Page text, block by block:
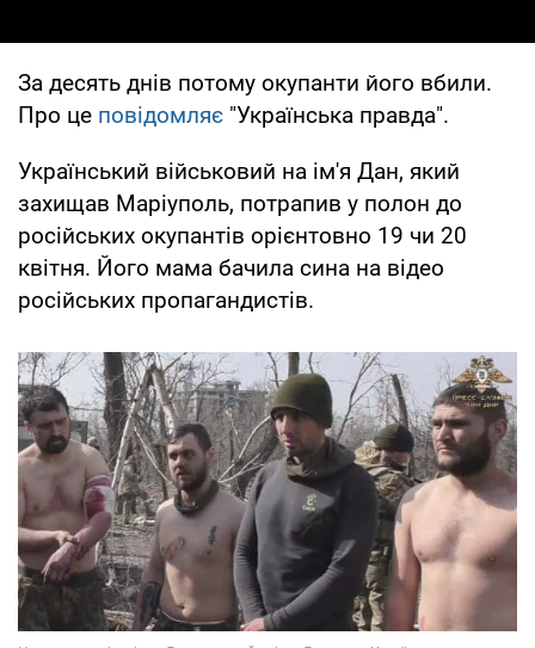
За десять днів потому окупанти його вбили.
Про це повідомляє "Українська правда".
Український військовий на ім'я Дан, який
захищав Маріуполь, потрапив у полон до
російських окупантів орієнтовно 19 чи 20
квітня. Його мама бачила сина на відео
російських пропагандистів.